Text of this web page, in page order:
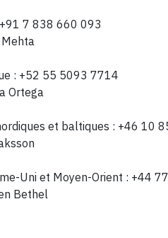
7 838 660 093
: +52 55 5093 7714
Ortega
et baltiques : +46 10
Uni et Moyen-Orient : +44
Bethel